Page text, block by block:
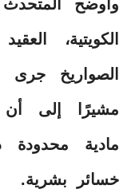
وأوضح
الكويتية،
الصواريخ جرى
مشيرًا إلى
مادية
خسائر بشرية.